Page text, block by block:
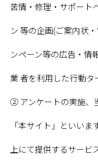
苦情・修理・サポート
ン 等の企画(ご案内状
ンペーン等の広告・情
業 者を利用した行動
➁ アンケートの実施、
「本サイト」といい
上にて提供するサービ